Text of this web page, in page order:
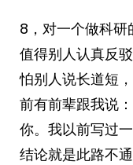
8，对一个做科
值得别人认真反
怕别人说长道短
前有前辈跟我说
你。我以前写过
结论就是此路不通